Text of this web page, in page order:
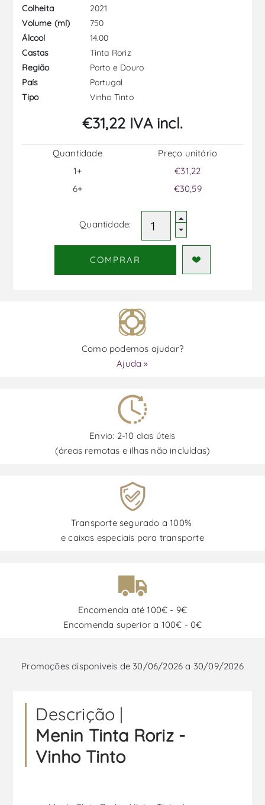
Colheita
2021
Volume (ml)
750
Álcool
14.00
Castas
Tinta Roriz
Região
Porto e Douro
País
Portugal
Tipo
Vinho Tinto
€31,22 IVA incl.
Quantidade
1+
6+
Preço unitário
€31,22
€30,59
Quantidade:
COMPRAR
Como podemos ajudar?
Ajuda »
Envio: 2-10 dias úteis
(áreas remotas e ilhas não incluídas)
Transporte segurado a 100%
e caixas especiais para transporte
Encomenda até 100€ - 9€
Encomenda superior a 100€ - 0€
Promoções disponíveis de 30/06/2026 a 30/09/2026
Descrição |
Menin Tinta Roriz -
Vinho Tinto